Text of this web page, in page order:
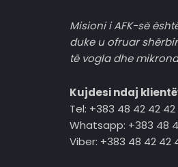
Misioni i AFK-së
duke u ofruar
të vogla dhe
Kujdesi ndaj
Tel: +383 48 42 42 42
Whatsapp: +383 48
Viber: +383 48 42 42